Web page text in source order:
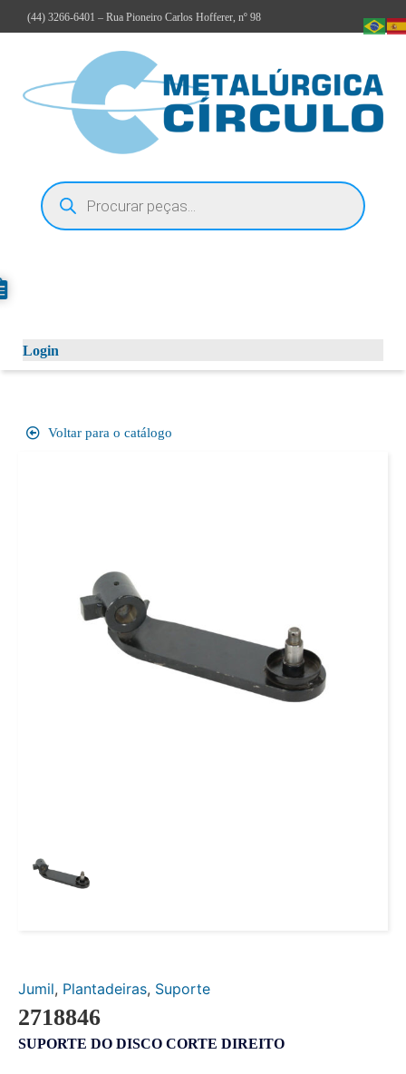
(44) 3266-6401 – Rua Pioneiro Carlos Hofferer, nº 98
Login
Voltar para o catálogo
Jumil, Plantadeiras, Suporte
2718846
SUPORTE DO DISCO CORTE DIREITO